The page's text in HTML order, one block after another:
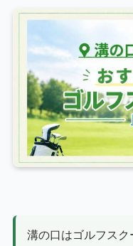
溝の口はゴルフス